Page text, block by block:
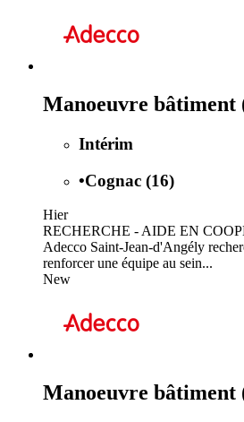
Manoeuvre bâtiment
Intérim
•Cognac (16)
Hier
RECHERCHE - AIDE EN
Adecco Saint-Jean-d'Angély
renforcer une équipe au sein...
New
Manoeuvre bâtiment